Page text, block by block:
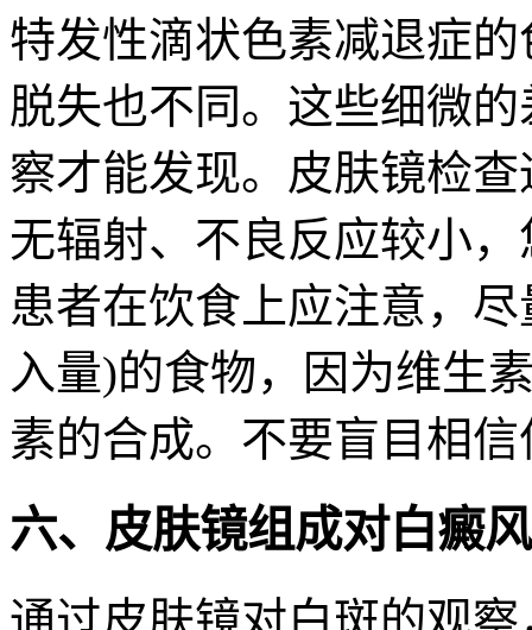
特发性滴状色素减退症
脱失也不同。这些细微
察才能发现。皮肤镜检
无辐射、不良反应较小
患者在饮食上应注意，
入量)的食物，因为维生
素的合成。不要盲目相
六、皮肤镜组成对白癜